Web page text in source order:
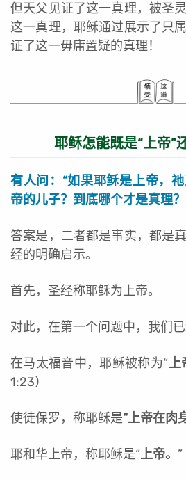
但天父见证了这一真理，被圣
这一真理，耶稣通过展示了只
证了这一毋庸置疑的真理！
耶稣怎能既是“上帝”
有人问：“如果耶稣是上帝，
帝的儿子？到底哪个才是真理？
答案是，二者都是事实，都是
经的明确启示。
首先，圣经称耶稣为上帝。
对此，在第一个问题中，我们
在马太福音中，耶稣被称为“上
1:23）
使徒保罗，称耶稣是“上帝在肉
耶和华上帝，称耶稣是“上帝。